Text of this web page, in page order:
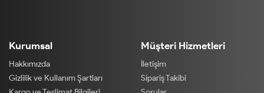
Kurumsal
Hakkımızda
Gizlilik ve Kullanım Şartları
Müşteri Hizmetleri
İletişim
Sipariş Takibi